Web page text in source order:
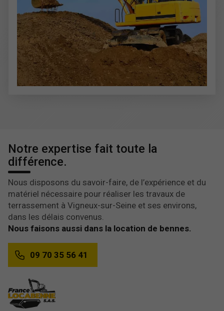
Notre expertise fait toute la
différence.
Nous disposons du savoir-faire, de l’expérience et du
matériel nécessaire pour réaliser les travaux de
terrassement à Vigneux-sur-Seine et ses environs,
dans les délais convenus.
Nous faisons aussi dans la location de bennes.
09 70 35 56 41